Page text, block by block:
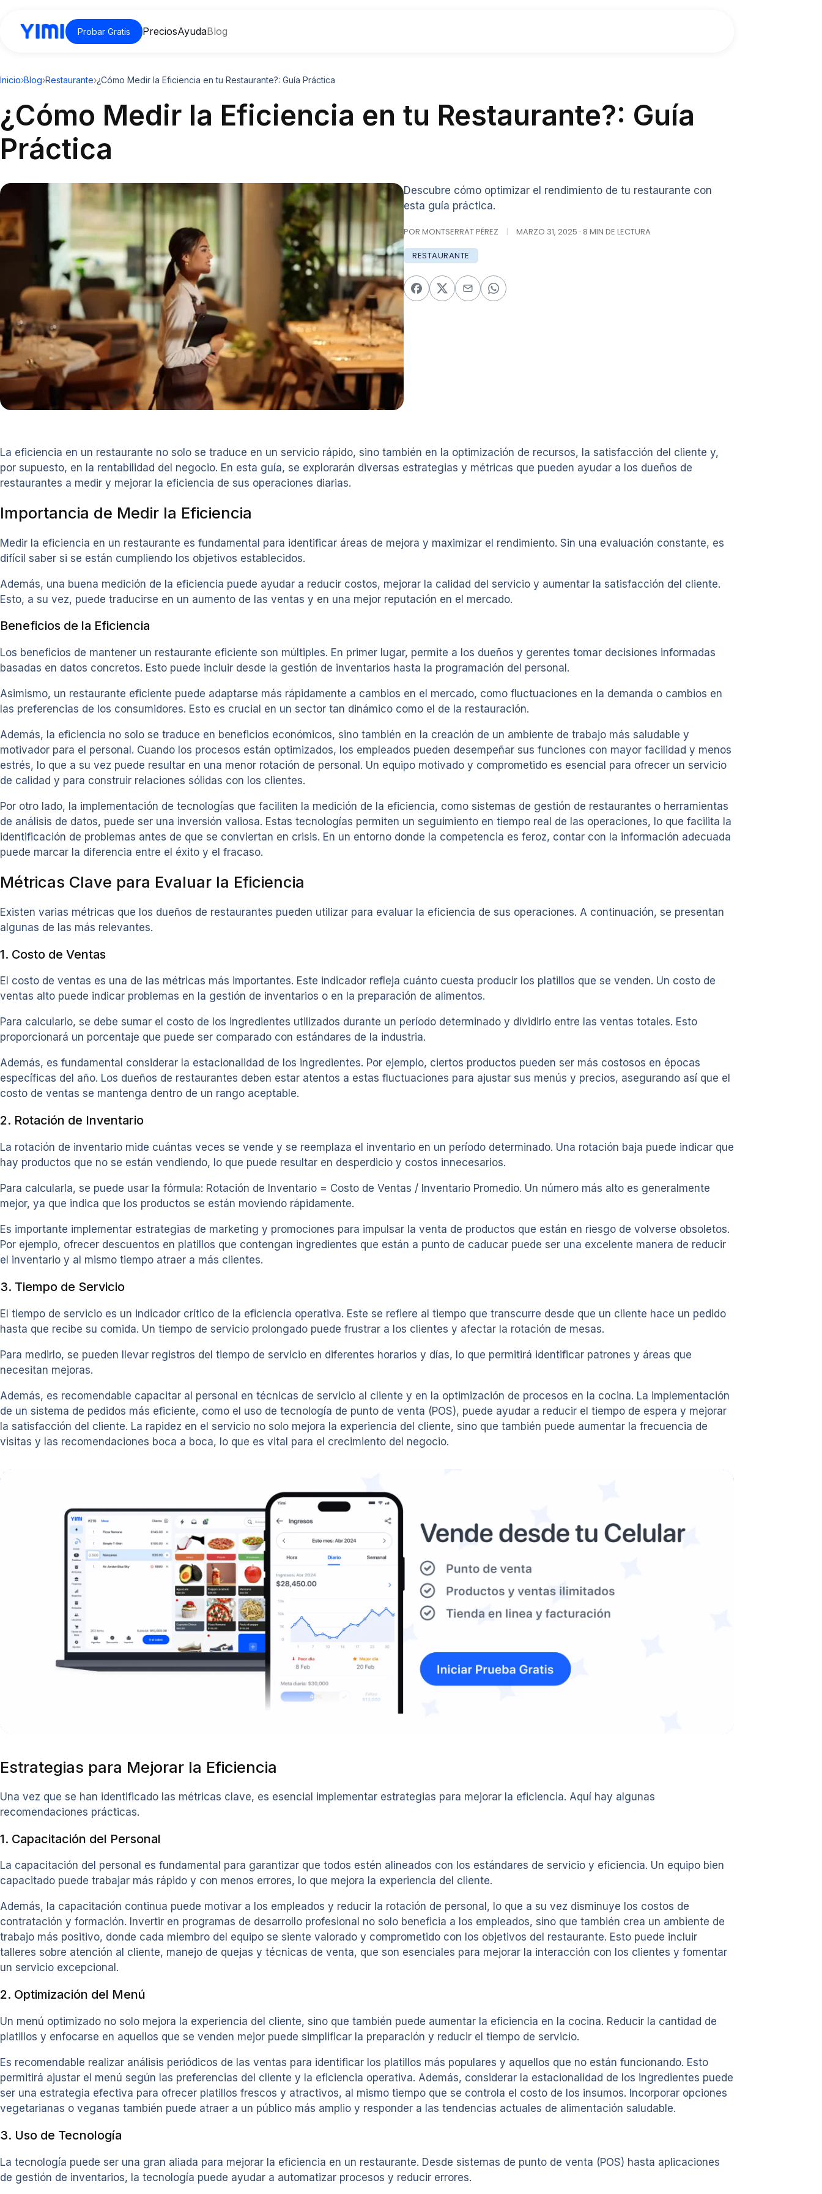
Probar Gratis PreciosAyudaBlog
Inicio›Blog›Restaurante›¿Cómo Medir la Eficiencia en tu Restaurante?: Guía Práctica
¿Cómo Medir la Eficiencia en tu Restaurante?: Guía
Práctica
Descubre cómo optimizar el rendimiento de tu restaurante con
esta guía práctica.
POR MONTSERRAT PÉREZ | MARZO 31, 2025 · 8 MIN DE LECTURA
RESTAURANTE
La eficiencia en un restaurante no solo se traduce en un servicio rápido, sino también en la optimización de recursos, la satisfacción del cliente y,
por supuesto, en la rentabilidad del negocio. En esta guía, se explorarán diversas estrategias y métricas que pueden ayudar a los dueños de
restaurantes a medir y mejorar la eficiencia de sus operaciones diarias.
Importancia de Medir la Eficiencia
Medir la eficiencia en un restaurante es fundamental para identificar áreas de mejora y maximizar el rendimiento. Sin una evaluación constante, es
difícil saber si se están cumpliendo los objetivos establecidos.
Además, una buena medición de la eficiencia puede ayudar a reducir costos, mejorar la calidad del servicio y aumentar la satisfacción del cliente.
Esto, a su vez, puede traducirse en un aumento de las ventas y en una mejor reputación en el mercado.
Beneficios de la Eficiencia
Los beneficios de mantener un restaurante eficiente son múltiples. En primer lugar, permite a los dueños y gerentes tomar decisiones informadas
basadas en datos concretos. Esto puede incluir desde la gestión de inventarios hasta la programación del personal.
Asimismo, un restaurante eficiente puede adaptarse más rápidamente a cambios en el mercado, como fluctuaciones en la demanda o cambios en
las preferencias de los consumidores. Esto es crucial en un sector tan dinámico como el de la restauración.
Además, la eficiencia no solo se traduce en beneficios económicos, sino también en la creación de un ambiente de trabajo más saludable y
motivador para el personal. Cuando los procesos están optimizados, los empleados pueden desempeñar sus funciones con mayor facilidad y menos
estrés, lo que a su vez puede resultar en una menor rotación de personal. Un equipo motivado y comprometido es esencial para ofrecer un servicio
de calidad y para construir relaciones sólidas con los clientes.
Por otro lado, la implementación de tecnologías que faciliten la medición de la eficiencia, como sistemas de gestión de restaurantes o herramientas
de análisis de datos, puede ser una inversión valiosa. Estas tecnologías permiten un seguimiento en tiempo real de las operaciones, lo que facilita la
identificación de problemas antes de que se conviertan en crisis. En un entorno donde la competencia es feroz, contar con la información adecuada
puede marcar la diferencia entre el éxito y el fracaso.
Métricas Clave para Evaluar la Eficiencia
Existen varias métricas que los dueños de restaurantes pueden utilizar para evaluar la eficiencia de sus operaciones. A continuación, se presentan
algunas de las más relevantes.
1. Costo de Ventas
El costo de ventas es una de las métricas más importantes. Este indicador refleja cuánto cuesta producir los platillos que se venden. Un costo de
ventas alto puede indicar problemas en la gestión de inventarios o en la preparación de alimentos.
Para calcularlo, se debe sumar el costo de los ingredientes utilizados durante un período determinado y dividirlo entre las ventas totales. Esto
proporcionará un porcentaje que puede ser comparado con estándares de la industria.
Además, es fundamental considerar la estacionalidad de los ingredientes. Por ejemplo, ciertos productos pueden ser más costosos en épocas
específicas del año. Los dueños de restaurantes deben estar atentos a estas fluctuaciones para ajustar sus menús y precios, asegurando así que el
costo de ventas se mantenga dentro de un rango aceptable.
2. Rotación de Inventario
La rotación de inventario mide cuántas veces se vende y se reemplaza el inventario en un período determinado. Una rotación baja puede indicar que
hay productos que no se están vendiendo, lo que puede resultar en desperdicio y costos innecesarios.
Para calcularla, se puede usar la fórmula: Rotación de Inventario = Costo de Ventas / Inventario Promedio. Un número más alto es generalmente
mejor, ya que indica que los productos se están moviendo rápidamente.
Es importante implementar estrategias de marketing y promociones para impulsar la venta de productos que están en riesgo de volverse obsoletos.
Por ejemplo, ofrecer descuentos en platillos que contengan ingredientes que están a punto de caducar puede ser una excelente manera de reducir
el inventario y al mismo tiempo atraer a más clientes.
3. Tiempo de Servicio
El tiempo de servicio es un indicador crítico de la eficiencia operativa. Este se refiere al tiempo que transcurre desde que un cliente hace un pedido
hasta que recibe su comida. Un tiempo de servicio prolongado puede frustrar a los clientes y afectar la rotación de mesas.
Para medirlo, se pueden llevar registros del tiempo de servicio en diferentes horarios y días, lo que permitirá identificar patrones y áreas que
necesitan mejoras.
Además, es recomendable capacitar al personal en técnicas de servicio al cliente y en la optimización de procesos en la cocina. La implementación
de un sistema de pedidos más eficiente, como el uso de tecnología de punto de venta (POS), puede ayudar a reducir el tiempo de espera y mejorar
la satisfacción del cliente. La rapidez en el servicio no solo mejora la experiencia del cliente, sino que también puede aumentar la frecuencia de
visitas y las recomendaciones boca a boca, lo que es vital para el crecimiento del negocio.
Estrategias para Mejorar la Eficiencia
Una vez que se han identificado las métricas clave, es esencial implementar estrategias para mejorar la eficiencia. Aquí hay algunas
recomendaciones prácticas.
1. Capacitación del Personal
La capacitación del personal es fundamental para garantizar que todos estén alineados con los estándares de servicio y eficiencia. Un equipo bien
capacitado puede trabajar más rápido y con menos errores, lo que mejora la experiencia del cliente.
Además, la capacitación continua puede motivar a los empleados y reducir la rotación de personal, lo que a su vez disminuye los costos de
contratación y formación. Invertir en programas de desarrollo profesional no solo beneficia a los empleados, sino que también crea un ambiente de
trabajo más positivo, donde cada miembro del equipo se siente valorado y comprometido con los objetivos del restaurante. Esto puede incluir
talleres sobre atención al cliente, manejo de quejas y técnicas de venta, que son esenciales para mejorar la interacción con los clientes y fomentar
un servicio excepcional.
2. Optimización del Menú
Un menú optimizado no solo mejora la experiencia del cliente, sino que también puede aumentar la eficiencia en la cocina. Reducir la cantidad de
platillos y enfocarse en aquellos que se venden mejor puede simplificar la preparación y reducir el tiempo de servicio.
Es recomendable realizar análisis periódicos de las ventas para identificar los platillos más populares y aquellos que no están funcionando. Esto
permitirá ajustar el menú según las preferencias del cliente y la eficiencia operativa. Además, considerar la estacionalidad de los ingredientes puede
ser una estrategia efectiva para ofrecer platillos frescos y atractivos, al mismo tiempo que se controla el costo de los insumos. Incorporar opciones
vegetarianas o veganas también puede atraer a un público más amplio y responder a las tendencias actuales de alimentación saludable.
3. Uso de Tecnología
La tecnología puede ser una gran aliada para mejorar la eficiencia en un restaurante. Desde sistemas de punto de venta (POS) hasta aplicaciones
de gestión de inventarios, la tecnología puede ayudar a automatizar procesos y reducir errores.